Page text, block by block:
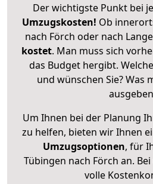
Der wichtigste Punkt bei
Umzugskosten! Ob
nach Förch oder nach
kostet. Man muss sich
das Budget hergibt.
und wünschen Sie? Was
Um Ihnen bei der Planung
zu helfen, bieten wir Ihnen
Umzugsoptionen, für
Tübingen nach Förch an.
volle